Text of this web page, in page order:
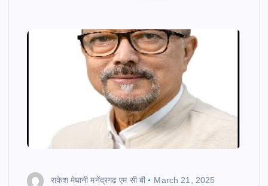
राकेश मेघानी मनेंद्रगढ़ एम सी बी March 21, 2025